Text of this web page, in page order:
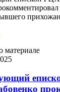
материале